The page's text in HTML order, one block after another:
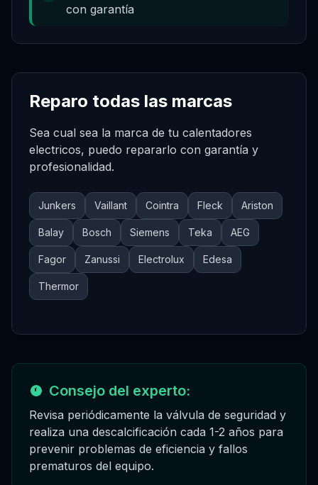
con garantía
Reparo todas las marcas
Sea cual sea la marca de tu calentadores
electricos, puedo repararlo con garantía y
profesionalidad.
Junkers Vaillant Cointra Fleck Ariston
Balay Bosch Siemens Teka AEG
Fagor Zanussi Electrolux Edesa
Thermor
Consejo del experto:
Revisa periódicamente la válvula de seguridad y
realiza una descalcificación cada 1-2 años para
prevenir problemas de eficiencia y fallos
prematuros del equipo.